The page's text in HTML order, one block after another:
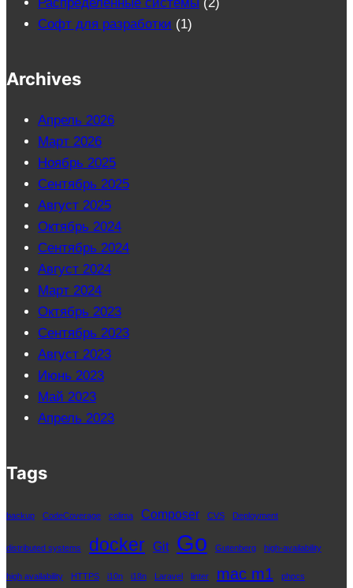
Софт для разработки (1)
Archives
Апрель 2026
Март 2026
Ноябрь 2025
Сентябрь 2025
Август 2025
Октябрь 2024
Сентябрь 2024
Август 2024
Март 2024
Октябрь 2023
Сентябрь 2023
Август 2023
Июнь 2023
Май 2023
Апрель 2023
Tags
backup CodeCoverage colima Composer CVS Deployment
distributed systems docker Git Go Gutenberg high-availability
high availability HTTPS i10n i18n Laravel linter mac m1 phpcs